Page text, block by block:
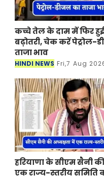
कच्चे तेल के दाम में फिर हुई
बढ़ोतरी, चेक करें पेट्रोल-
ताजा भाव
HINDI NEWS Fri,7 Aug
हरियाणा के सीएम सैनी
एक राज्य-स्तरीय समिति